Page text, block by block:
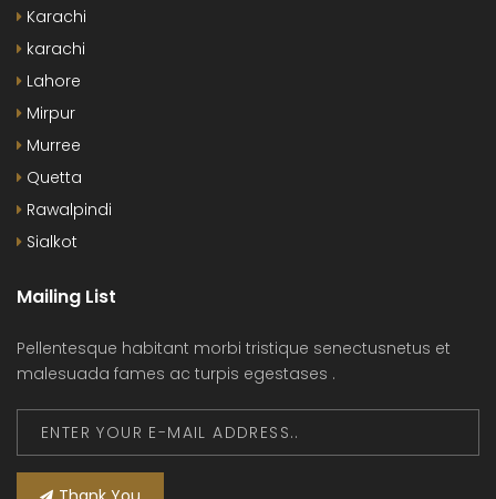
Karachi
karachi
Lahore
Mirpur
Murree
Quetta
Rawalpindi
Sialkot
Mailing List
Pellentesque habitant morbi tristique senectusnetus et
malesuada fames ac turpis egestases .